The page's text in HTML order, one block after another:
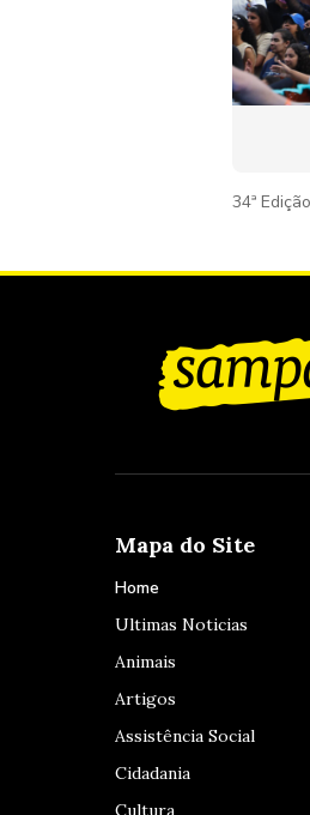
34ª
Mapa do Site
Home
Ultimas Noticias
Animais
Artigos
Assistência Social
Cidadania
Cultura